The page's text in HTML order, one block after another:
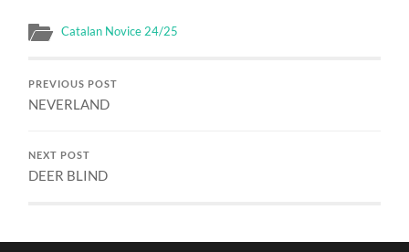
Catalan Novice 24/25
PREVIOUS POST
NEVERLAND
NEXT POST
DEER BLIND